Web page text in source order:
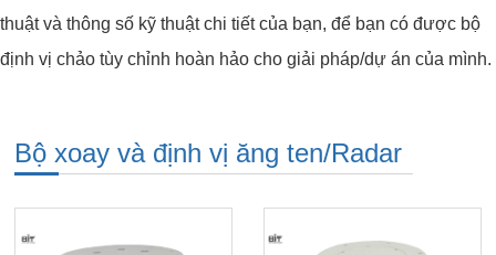
thuật và thông số kỹ thuật chi tiết của bạn, để bạn có được bộ
định vị chảo tùy chỉnh hoàn hảo cho giải pháp/dự án của mình.
Bộ xoay và định vị ăng ten/Radar